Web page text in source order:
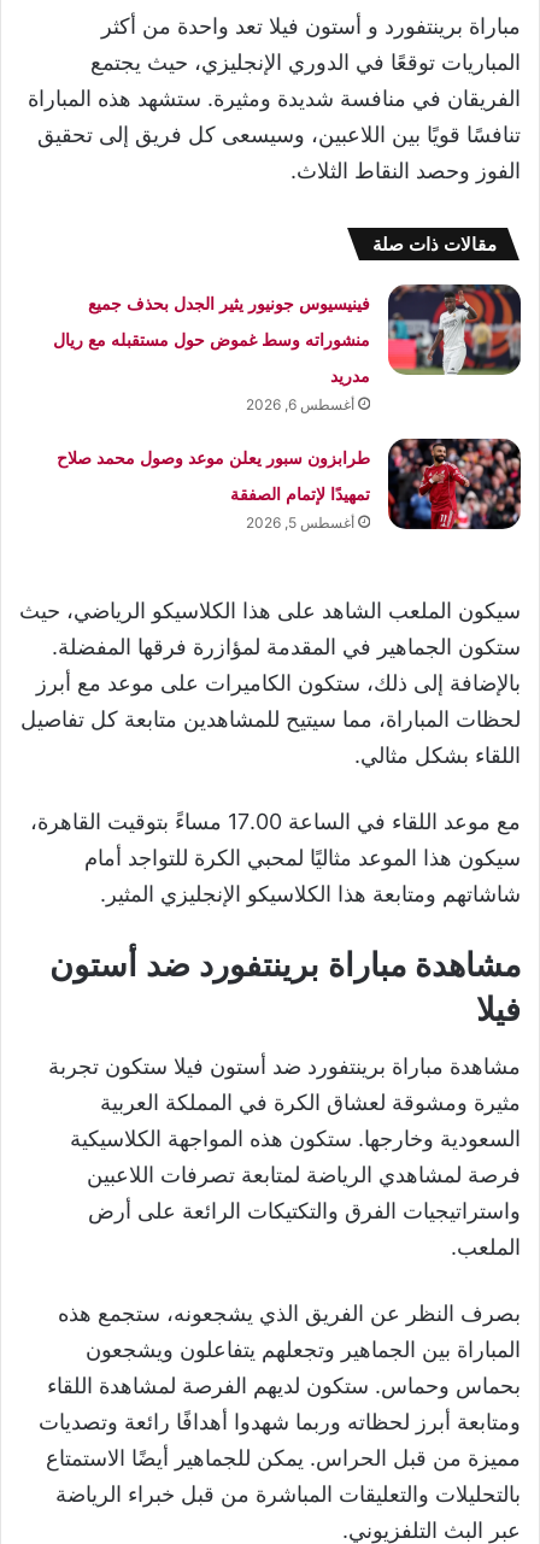
مباراة برينتفورد و أستون فيلا تعد واحدة من أكثر
المباريات توقعًا في الدوري الإنجليزي، حيث يجتمع
الفريقان في منافسة شديدة ومثيرة. ستشهد هذه المباراة
تنافسًا قويًا بين اللاعبين، وسيسعى كل فريق إلى تحقيق
الفوز وحصد النقاط الثلاث.
مقالات ذات صلة
فينيسيوس جونيور يثير الجدل بحذف جميع
منشوراته وسط غموض حول مستقبله مع ريال
مدريد
أغسطس 6, 2026
طرابزون سبور يعلن موعد وصول محمد صلاح
تمهيدًا لإتمام الصفقة
أغسطس 5, 2026
سيكون الملعب الشاهد على هذا الكلاسيكو الرياضي، حيث
ستكون الجماهير في المقدمة لمؤازرة فرقها المفضلة.
بالإضافة إلى ذلك، ستكون الكاميرات على موعد مع أبرز
لحظات المباراة، مما سيتيح للمشاهدين متابعة كل تفاصيل
اللقاء بشكل مثالي.
مع موعد اللقاء في الساعة 17.00 مساءً بتوقيت القاهرة،
سيكون هذا الموعد مثاليًا لمحبي الكرة للتواجد أمام
شاشاتهم ومتابعة هذا الكلاسيكو الإنجليزي المثير.
مشاهدة مباراة برينتفورد ضد أستون
فيلا
مشاهدة مباراة برينتفورد ضد أستون فيلا ستكون تجربة
مثيرة ومشوقة لعشاق الكرة في المملكة العربية
السعودية وخارجها. ستكون هذه المواجهة الكلاسيكية
فرصة لمشاهدي الرياضة لمتابعة تصرفات اللاعبين
واستراتيجيات الفرق والتكتيكات الرائعة على أرض
الملعب.
بصرف النظر عن الفريق الذي يشجعونه، ستجمع هذه
المباراة بين الجماهير وتجعلهم يتفاعلون ويشجعون
بحماس وحماس. ستكون لديهم الفرصة لمشاهدة اللقاء
ومتابعة أبرز لحظاته وربما شهدوا أهدافًا رائعة وتصديات
مميزة من قبل الحراس. يمكن للجماهير أيضًا الاستمتاع
بالتحليلات والتعليقات المباشرة من قبل خبراء الرياضة
عبر البث التلفزيوني.